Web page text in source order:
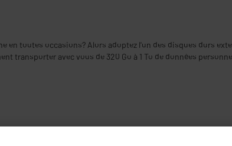
en toutes occasions? Alors adoptez l'un des disques durs
transporter avec vous de 320 Go à 1 To de données